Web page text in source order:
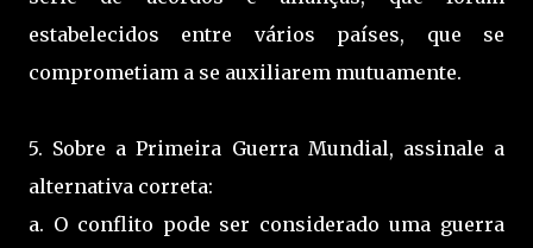
estabelecidos entre vários países, que se
comprometiam a se auxiliarem mutuamente.
5. Sobre a Primeira Guerra Mundial, assinale a
alternativa correta:
a. O conflito pode ser considerado uma guerra